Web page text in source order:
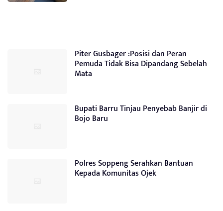
Piter Gusbager :Posisi dan Peran
Pemuda Tidak Bisa Dipandang Sebelah
Mata
Bupati Barru Tinjau Penyebab Banjir di
Bojo Baru
Polres Soppeng Serahkan Bantuan
Kepada Komunitas Ojek